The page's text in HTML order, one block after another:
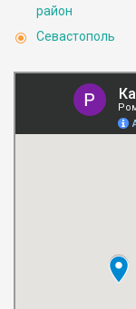
район
Севастополь